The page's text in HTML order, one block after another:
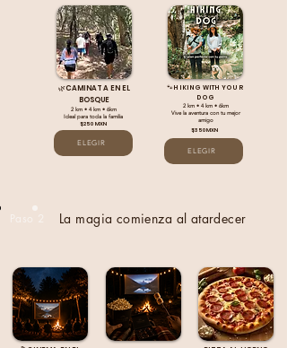
🌿CAMINATA EN EL
BOSQUE
2 km •4 km •6km
Ideal para toda la familia
$250 MXN
ELEGIR
🐾HIKING WITH YOUR
DOG
2 km • 4 km • 6km
Vive la aventura con tu mejor
amigo
$350 MXN
ELEGIR
La magia comienza al atardecer
Paso 2